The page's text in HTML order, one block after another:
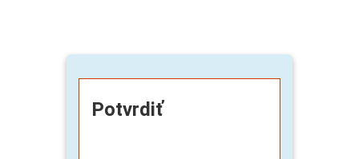
Potvrdiť